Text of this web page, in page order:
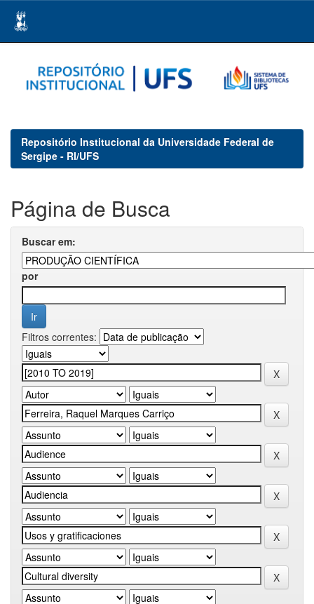
navigation
Repositório Institucional da Universidade Federal de
Sergipe - RI/UFS
Página de Busca
Buscar em:
por
Filtros correntes: